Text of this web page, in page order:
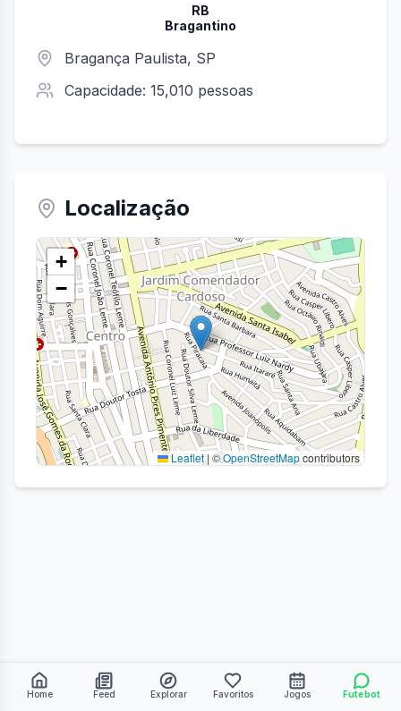
Bragança Paulista, SP
Capacidade: 15,010 pessoas
RB
Bragantino
Localização
+
−
Leaflet | ©OpenStreetMapcontributors
Home Feed Explorar Favoritos Jogos Futebot